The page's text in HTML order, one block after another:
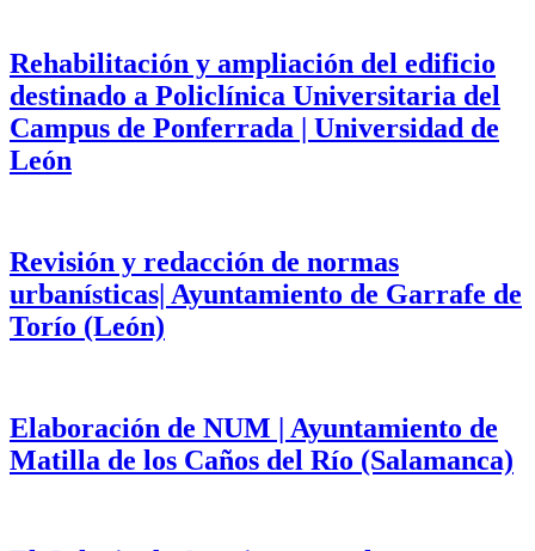
Rehabilitación y ampliación del edificio
destinado a Policlínica Universitaria del
Campus de Ponferrada | Universidad de
León
Revisión y redacción de normas
urbanísticas| Ayuntamiento de Garrafe de
Torío (León)
Elaboración de NUM | Ayuntamiento de
Matilla de los Caños del Río (Salamanca)